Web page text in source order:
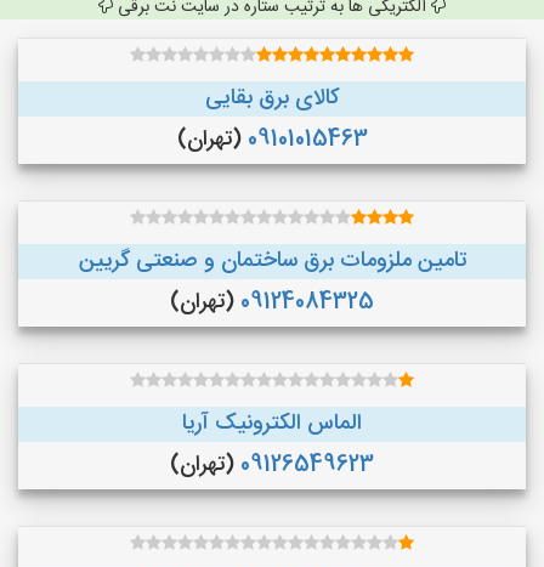
الکتریکی ها به ترتیب ستاره در سایت نت برقی
کالای برق بقایی
09101015463 (تهران)
تامین ملزومات برق ساختمان و صنعتی گریین
09124084325 (تهران)
الماس الکترونیک آریا
09126549623 (تهران)